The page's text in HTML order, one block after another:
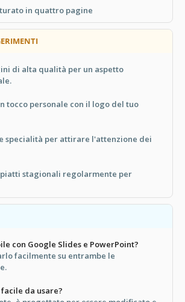
in quattro pagine
di alta qualità per un aspetto
tocco personale con il logo del tuo
specialità per attirare l'attenzione dei
stagionali regolarmente per
con Google Slides e PowerPoint?
facilmente su entrambe le
da usare?